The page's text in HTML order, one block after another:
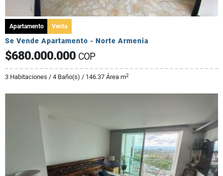
Apartamento Venta
Se Vende Apartamento - Norte Armenia
$680.000.000 COP
3 Habitaciones / 4 Baño(s) / 146.37 Área m2